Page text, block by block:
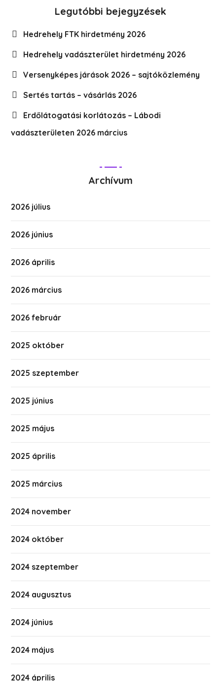
Legutóbbi bejegyzések
Hedrehely FTK hirdetmény 2026
Hedrehely vadászterület hirdetmény 2026
Versenyképes járások 2026 – sajtóközlemény
Sertés tartás – vásárlás 2026
Erdőlátogatási korlátozás – Lábodi
vadászterületen 2026 március
Archívum
2026 július
2026 június
2026 április
2026 március
2026 február
2025 október
2025 szeptember
2025 június
2025 május
2025 április
2025 március
2024 november
2024 október
2024 szeptember
2024 augusztus
2024 június
2024 május
2024 április